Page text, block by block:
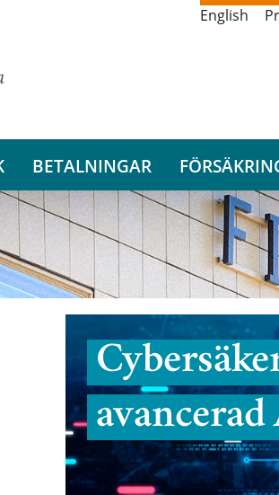
English
BETALNINGAR
avancerad